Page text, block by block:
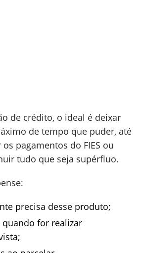
de crédito, o ideal é deixar
de tempo que puder, até
pagamentos do FIES ou
tudo que seja supérfluo.
precisa desse produto;
quando for realizar